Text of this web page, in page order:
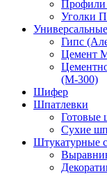
Уголки
Гипс
Цемент
(М-300)
Шифер
Шпатлевки
Готовые
Сухие
Штукатурные